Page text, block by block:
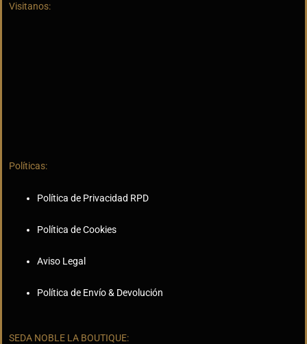
Visitanos:
Políticas:
Política de Privacidad RPD
Política de Cookies
Aviso Legal
Política de Envío & Devolución
SEDA NOBLE LA BOUTIQUE: